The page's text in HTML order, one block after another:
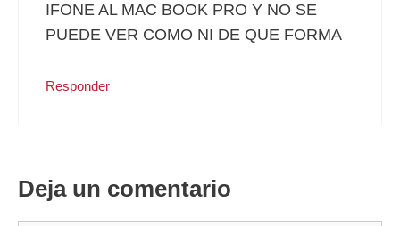
IFONE AL MAC BOOK PRO Y NO SE
PUEDE VER COMO NI DE QUE FORMA
Responder
Deja un comentario